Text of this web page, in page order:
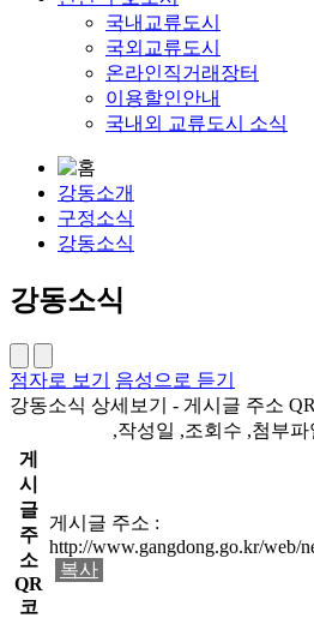
국내교류도시
국외교류도시
온라인직거래장터
이용할인안내
국내외 교류도시 소식
강동소개
구정소식
강동소식
강동소식
점자로 보기
음성으로 듣기
강동소식 상세보기 - 게시글 주소
,작성일 ,조회수 ,첨부
게
시
글
주
소
QR
코
게시글 주소 :
http://www.gangdong.go.kr/web/
복사